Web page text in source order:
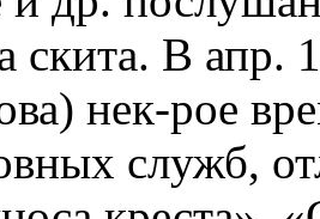
скита. В
нек-рое
служб,